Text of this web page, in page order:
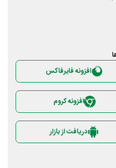
افزونه فایرفاکس
افزونه کروم
دریافت از بازار